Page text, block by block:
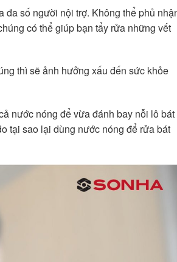
số người nội trợ. Không thể phủ
có thể giúp bạn tẩy rửa những vết
thì sẽ ảnh hưởng xấu đến sức khỏe
nước nóng để vừa đánh bay nỗi lô bát
tại sao lại dùng nước nóng để rửa bát